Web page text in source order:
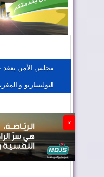
المغرب
الجزائر
مجلس الأمن يعقد
البوليساريو و
×